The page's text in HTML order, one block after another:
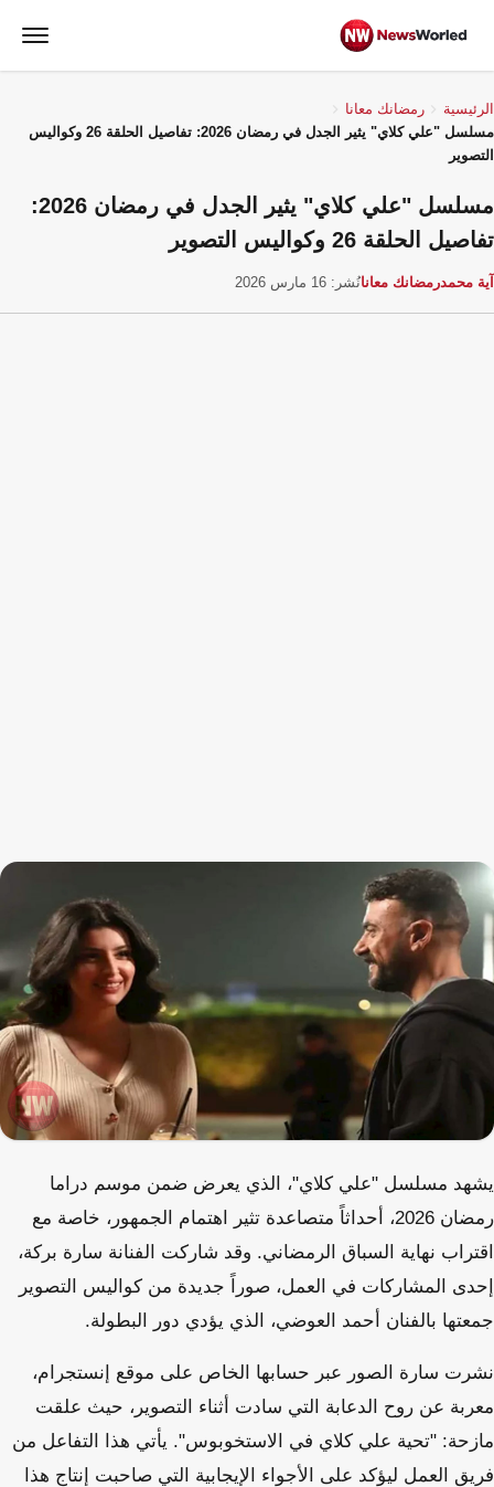
الرئيسية
رمضانك معانا
مسلسل "علي كلاي" يثير الجدل في رمضان 2026: تفاصيل الحلقة 26 وكواليس
التصوير
مسلسل "علي كلاي" يثير الجدل في رمضان 2026:
تفاصيل الحلقة 26 وكواليس التصوير
آية محمدرمضانك معانانُشر: 16 مارس 2026
يشهد مسلسل "علي كلاي"، الذي يعرض ضمن موسم دراما
رمضان 2026، أحداثاً متصاعدة تثير اهتمام الجمهور، خاصة مع
اقتراب نهاية السباق الرمضاني. وقد شاركت الفنانة سارة بركة،
إحدى المشاركات في العمل، صوراً جديدة من كواليس التصوير
جمعتها بالفنان أحمد العوضي، الذي يؤدي دور البطولة.
نشرت سارة الصور عبر حسابها الخاص على موقع إنستجرام،
معربة عن روح الدعابة التي سادت أثناء التصوير، حيث علقت
مازحة: "تحية علي كلاي في الاستخوبوس". يأتي هذا التفاعل من
فريق العمل ليؤكد على الأجواء الإيجابية التي صاحبت إنتاج هذا